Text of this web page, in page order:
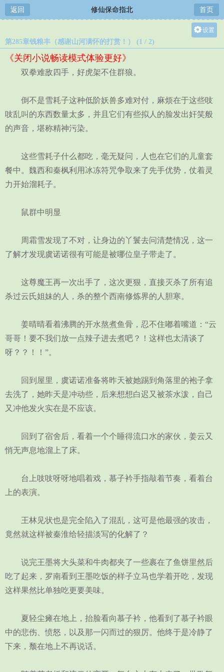
返回 修仙保命指北 首页
设置
第285章钱粮丰（感谢山河满怀的打赏！） (1 / 2)
《关闭小说畅读模式体验更好》
双拳难敌四手，好虎架不住群狼。
倒不是雪耗子这种低阶妖兽多难对付，麻烦在于这些吱
吱乱叫的东西数量太多，并且它们有些拟人的脸发出奸笑般
的声音，堪称精神污染。
这些雪耗子什么都吃，毫无疑问，人也在它们的儿童套
餐中。魏西和秦枫利用冰冻符咒争取来了先手优势，仗着灵
力开始溜耗子。
鼠群中明显
周霜雪发现了不对，让身边的丫鬟去问清楚情况，这一
了解才发现虞诺诺很有可能是被哪位皇子带走了。
这尊魔王再一次出手了，这次更狠，直接灭杀了所有追
杀过云氏姐妹的人，杀的整个西南修炼界的人胆寒。
姜晴晴看着沸腾的开水熬煮鱼骨，忍不住嘟着嘴道：“云
哥哥！要不我们放一点辣子进去煮吧？！这样也太清谈了
呀？？！！”。
回到屋里，虞诺诺准备将昨天被她踢到角落里的袍子拿
去洗了，她昨天是冲动些，后来想想白迟又被茶水泼，自己
又冲他发火实在是不应该。
回到了宿舍后，看着一个个睡得流口水的家伙，姜云又
悄无声息地溜上了床。
台上吱吱呀呀地唱着戏，慕子衿手指敲着节奏，看着台
上的表演。
王林见状也是完全陷入了混乱，这可是他最强的攻击，
竟然就这样被秦淮给轻描淡写的化解了？
说完王墨将大头菜和牛肉都夹了一些裹在了鱼饼里然后
吃了起来，罗南看到王墨吃饭的样子立马也学着开吃，发现
这样果然比单独吃更要美味。
夏轻尘瘫在地上，抬脸看向慕子衿，他看到了慕子衿眼
中的悲伤、愤怒，以及那一闪而过的狠厉。他终于是冷静了
下来，颓在地上不再说话。